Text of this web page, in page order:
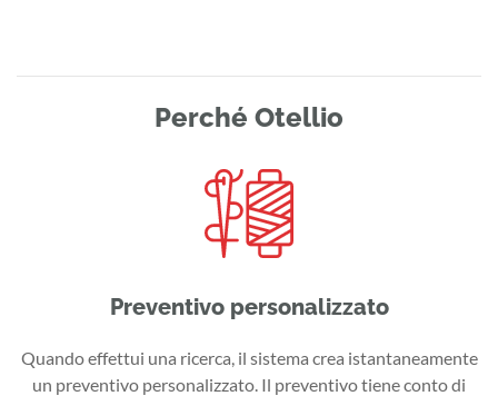
Perché Otellio
Preventivo personalizzato
Quando effettui una ricerca, il sistema crea istantaneamente
un preventivo personalizzato. Il preventivo tiene conto di